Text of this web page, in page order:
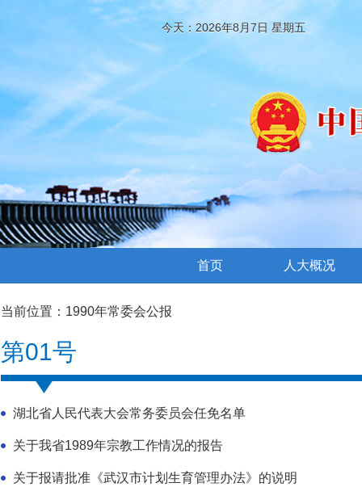
今天：2026年8月7日 星期五
首页 人大概况
当前位置： 1990年常委会公报
第01号
湖北省人民代表大会常务委员会任免名单
关于我省1989年宗教工作情况的报告
关于报请批准《武汉市计划生育管理办法》的说明